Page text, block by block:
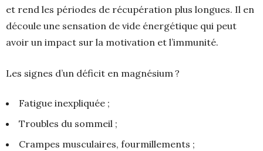
et rend les périodes de récupération plus longues. Il en
découle une sensation de vide énergétique qui peut
avoir un impact sur la motivation et l’immunité.
Les signes d’un déficit en magnésium ?
Fatigue inexpliquée ;
Troubles du sommeil ;
Crampes musculaires, fourmillements ;